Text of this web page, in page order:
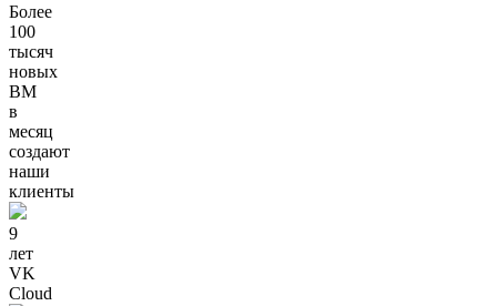
Более
100
тысяч
новых
ВМ
в
месяц
создают
наши
клиенты
9
лет
VK
Cloud